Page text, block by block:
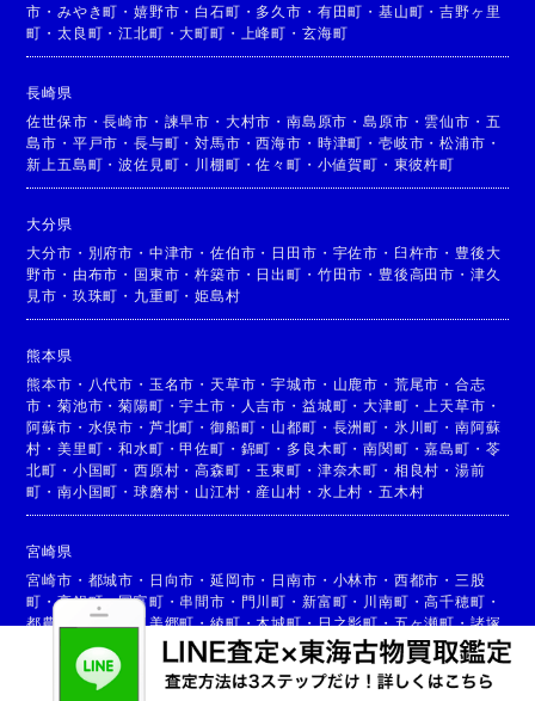
市 ・みやき町 ・嬉野市 ・ 白石町 ・ 多久市 ・ 有田町 ・ 基山町 ・吉野ヶ里
町 ・太良町 ・江北町 ・大町町 ・ 上峰町 ・ 玄海町
長崎県
佐世保市 ・長崎市 ・ 諫早市 ・ 大村市 ・南島原市 ・島原市 ・ 雲仙市 ・ 五
島市 ・ 平戸市 ・長与町 ・対馬市 ・西海市 ・ 時津町 ・ 壱岐市 ・松浦市 ・
新上五島町 ・波佐見町 ・ 川棚町 ・佐々町 ・ 小値賀町 ・ 東彼杵町
大分県
大分市 ・ 別府市 ・ 中津市 ・佐伯市 ・ 日田市 ・ 宇佐市 ・ 臼杵市 ・ 豊後大
野市 ・ 由布市 ・ 国東市 ・杵築市 ・ 日出町 ・ 竹田市 ・ 豊後高田市 ・ 津久
見市 ・ 玖珠町 ・ 九重町 ・姫島村
熊本県
熊本市 ・ 八代市 ・ 玉名市 ・ 天草市 ・宇城市 ・ 山鹿市 ・ 荒尾市 ・ 合志
市 ・菊池市 ・菊陽町 ・宇土市 ・ 人吉市 ・ 益城町 ・大津町 ・ 上天草市 ・
阿蘇市 ・ 水俣市 ・ 芦北町 ・御船町 ・ 山都町 ・ 長洲町 ・ 氷川町 ・ 南阿蘇
村 ・美里町 ・和水町 ・甲佐町 ・ 錦町 ・ 多良木町 ・南関町 ・嘉島町 ・ 苓
北町 ・ 小国町 ・西原村 ・高森町 ・ 玉東町 ・ 津奈木町 ・ 相良村 ・ 湯前
町 ・南小国町 ・球磨村 ・ 山江村 ・ 産山村 ・ 水上村 ・ 五木村
宮崎県
宮崎市 ・ 都城市 ・ 日向市 ・延岡市 ・ 日南市 ・ 小林市 ・ 西都市 ・ 三股
町 ・高鍋町・国富町 ・ 串間市 ・ 門川町 ・ 新富町 ・ 川南町 ・高千穂町 ・
都農町
高原町 ・美郷町・綾町・木城町・日之影町・五ヶ瀬町・諸塚
椎葉村・ 西米良村